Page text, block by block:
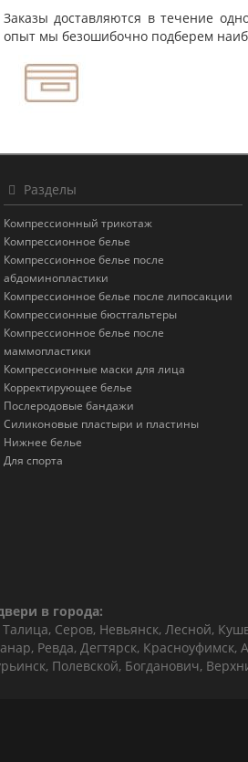
Заказы доставляются в течение
опыт мы безошибочно подберем
Разделы
Компрессионный трикотаж
Компрессионное белье
Компрессионное белье после
абдоминопластики
Компрессионное белье после липосакции
Компрессионные бюстгальтеры
Компрессионное белье после
маммопластики
Компрессионные маски для лица
Корректирующее белье
Послеродовые бандажи
Силиконовые пластыри и пластины
Нижнее белье
Для спорта
в города:
Серов, Невьянск, Лесной,
Ревда, Дегтярск,
Полевской, Богданович,